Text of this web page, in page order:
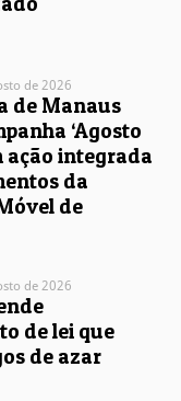
de 2026
de Manaus
‘Agosto
ação integrada
da
de
de 2026
de lei que
de azar